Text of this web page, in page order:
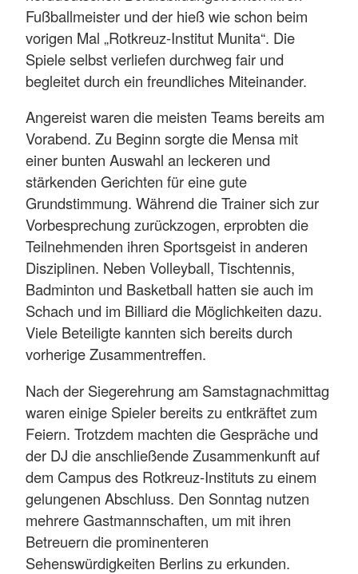
Fußballmeister und der hieß wie schon beim
vorigen Mal „Rotkreuz-Institut Munita“. Die
Spiele selbst verliefen durchweg fair und
begleitet durch ein freundliches Miteinander.
Angereist waren die meisten Teams bereits am
Vorabend. Zu Beginn sorgte die Mensa mit
einer bunten Auswahl an leckeren und
stärkenden Gerichten für eine gute
Grundstimmung. Während die Trainer sich zur
Vorbesprechung zurückzogen, erprobten die
Teilnehmenden ihren Sportsgeist in anderen
Disziplinen. Neben Volleyball, Tischtennis,
Badminton und Basketball hatten sie auch im
Schach und im Billiard die Möglichkeiten dazu.
Viele Beteiligte kannten sich bereits durch
vorherige Zusammentreffen.
Nach der Siegerehrung am Samstagnachmittag
waren einige Spieler bereits zu entkräftet zum
Feiern. Trotzdem machten die Gespräche und
der DJ die anschließende Zusammenkunft auf
dem Campus des Rotkreuz-Instituts zu einem
gelungenen Abschluss. Den Sonntag nutzen
mehrere Gastmannschaften, um mit ihren
Betreuern die prominenteren
Sehenswürdigkeiten Berlins zu erkunden.